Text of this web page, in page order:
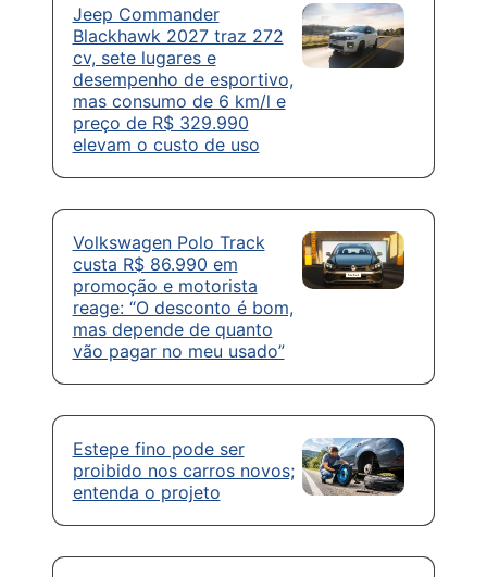
Jeep Commander
Blackhawk 2027 traz 272
cv, sete lugares e
desempenho de esportivo,
mas consumo de 6 km/l e
preço de R$ 329.990
elevam o custo de uso
Volkswagen Polo Track
custa R$ 86.990 em
promoção e motorista
reage: “O desconto é bom,
mas depende de quanto
vão pagar no meu usado”
Estepe fino pode ser
proibido nos carros novos;
entenda o projeto